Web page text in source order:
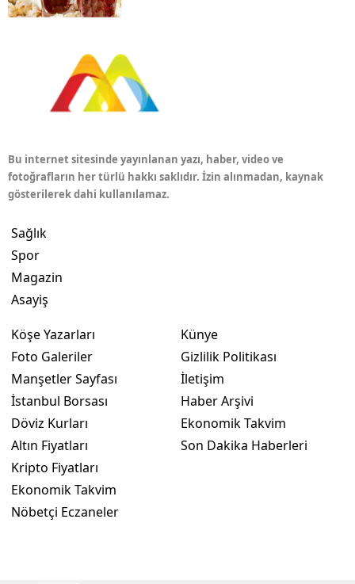
Bu internet sitesinde yayınlanan yazı, haber, video ve
fotoğrafların her türlü hakkı saklıdır. İzin alınmadan, kaynak
gösterilerek dahi kullanılamaz.
Sağlık
Spor
Magazin
Asayiş
Köşe Yazarları
Foto Galeriler
Manşetler Sayfası
İstanbul Borsası
Döviz Kurları
Altın Fiyatları
Kripto Fiyatları
Ekonomik Takvim
Nöbetçi Eczaneler
Künye
Gizlilik Politikası
İletişim
Haber Arşivi
Ekonomik Takvim
Son Dakika Haberleri